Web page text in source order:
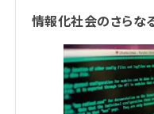
情報化社会のさらな